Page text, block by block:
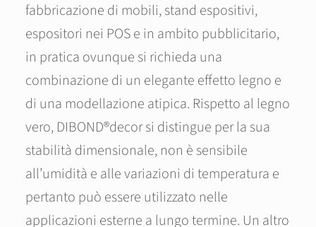
fabbricazione di mobili, stand espositivi,
espositori nei POS e in ambito pubblicitario,
in pratica ovunque si richieda una
combinazione di un elegante effetto legno e
di una modellazione atipica. Rispetto al legno
vero, DIBOND®decor si distingue per la sua
stabilità dimensionale, non è sensibile
all’umidità e alle variazioni di temperatura e
pertanto può essere utilizzato nelle
applicazioni esterne a lungo termine. Un altro